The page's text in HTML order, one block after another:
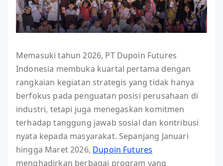
Memasuki tahun 2026, PT Dupoin Futures
Indonesia membuka kuartal pertama dengan
rangkaian kegiatan strategis yang tidak hanya
berfokus pada penguatan posisi perusahaan di
industri, tetapi juga menegaskan komitmen
terhadap tanggung jawab sosial dan kontribusi
nyata kepada masyarakat. Sepanjang Januari
hingga Maret 2026, Dupoin Futures
menghadirkan berbagai program yang